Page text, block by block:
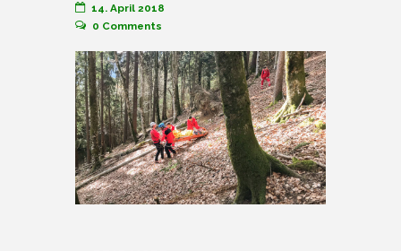
14. April 2018
0 Comments